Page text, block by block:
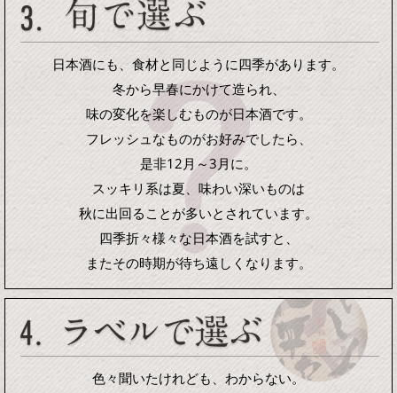
日本酒にも、食材と同じように四季があります。
冬から早春にかけて造られ、
味の変化を楽しむものが日本酒です。
フレッシュなものがお好みでしたら、
是非12月～3月に。
スッキリ系は夏、味わい深いものは
秋に出回ることが多いとされています。
四季折々様々な日本酒を試すと、
またその時期が待ち遠しくなります。
色々聞いたけれども、わからない。